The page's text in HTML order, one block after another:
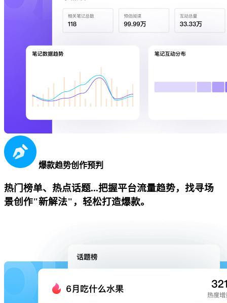
爆款趋势创作预判
热门榜单、热点话题...把握平台流量趋势，找寻场
景创作"新解法"，轻松打造爆款。